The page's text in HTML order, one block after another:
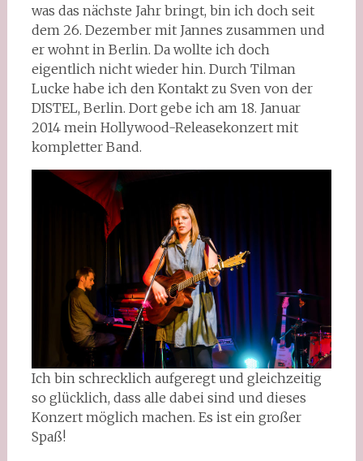
was das nächste Jahr bringt, bin ich doch seit
dem 26. Dezember mit Jannes zusammen und
er wohnt in Berlin. Da wollte ich doch
eigentlich nicht wieder hin. Durch Tilman
Lucke habe ich den Kontakt zu Sven von der
DISTEL, Berlin. Dort gebe ich am 18. Januar
2014 mein Hollywood-Releasekonzert mit
kompletter Band.
Ich bin schrecklich aufgeregt und gleichzeitig
so glücklich, dass alle dabei sind und dieses
Konzert möglich machen. Es ist ein großer
Spaß!